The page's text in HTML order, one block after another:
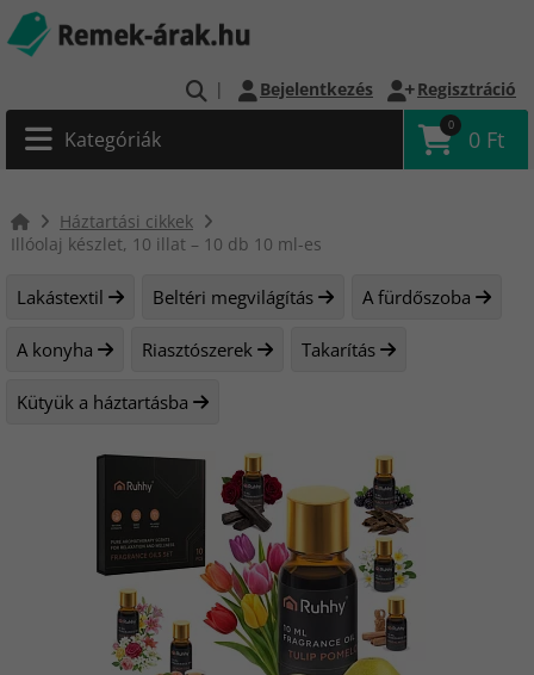
| Bejelentkezés Regisztráció
Kategóriák
0
0 Ft
Háztartási cikkek
Illóolaj készlet, 10 illat – 10 db 10 ml-es
Lakástextil Beltéri megvilágítás A fürdőszoba
A konyha Riasztószerek Takarítás
Kütyük a háztartásba